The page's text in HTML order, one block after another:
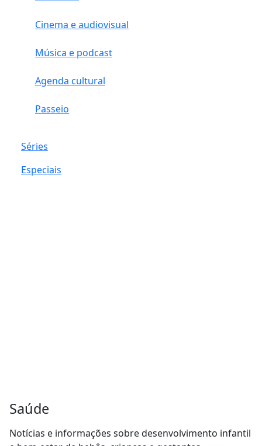
Cinema e audiovisual
Música e podcast
Agenda cultural
Passeio
Séries
Especiais
Saúde
Notícias e informações sobre desenvolvimento infantil